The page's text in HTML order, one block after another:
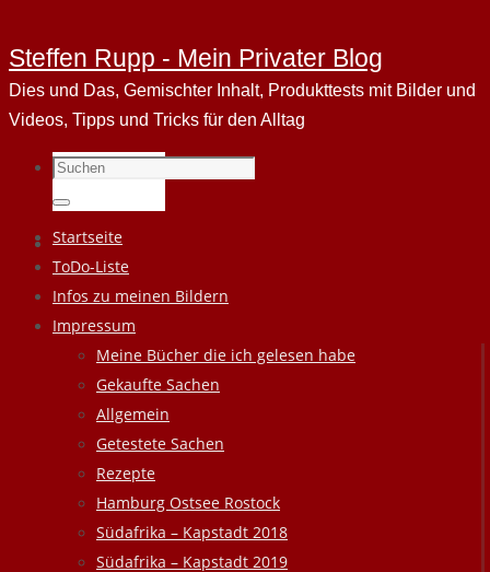
Steffen Rupp - Mein Privater Blog
Dies und Das, Gemischter Inhalt, Produkttests mit Bilder und
Videos, Tipps und Tricks für den Alltag
Suchen
nach:
Suchen
Zum
Inhalt
springen
Startseite
ToDo-Liste
Infos zu meinen Bildern
Impressum
Meine Bücher die ich gelesen habe
Gekaufte Sachen
Allgemein
Getestete Sachen
Rezepte
Hamburg Ostsee Rostock
Südafrika – Kapstadt 2018
Südafrika – Kapstadt 2019